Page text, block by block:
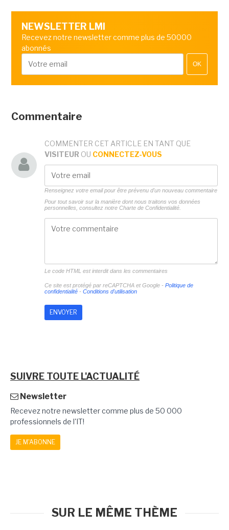
NEWSLETTER LMI
Recevez notre newsletter comme plus de 50000
abonnés
OK
Commentaire
COMMENTER CET ARTICLE EN TANT QUE
VISITEUR OU CONNECTEZ-VOUS
Renseignez votre email pour être prévenu d'un nouveau commentaire
Pour tout savoir sur la manière dont nous traitons vos données
personnelles, consultez notre Charte de Confidentialité.
Le code HTML est interdit dans les commentaires
Ce site est protégé par reCAPTCHA et Google - Politique de
confidentialité- Conditions d'utilisation
SUIVRE TOUTE L'ACTUALITÉ
Newsletter
Recevez notre newsletter comme plus de 50 000
professionnels de l'IT!
JE M'ABONNE
SUR LE MÊME THÈME